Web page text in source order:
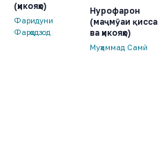
(ҳикояҳо)
Фаридуни
Фарҳодзод
Нурофарон
(маҷмӯаи қисса
ва ҳикояҳо)
Муҳаммад Самӣ